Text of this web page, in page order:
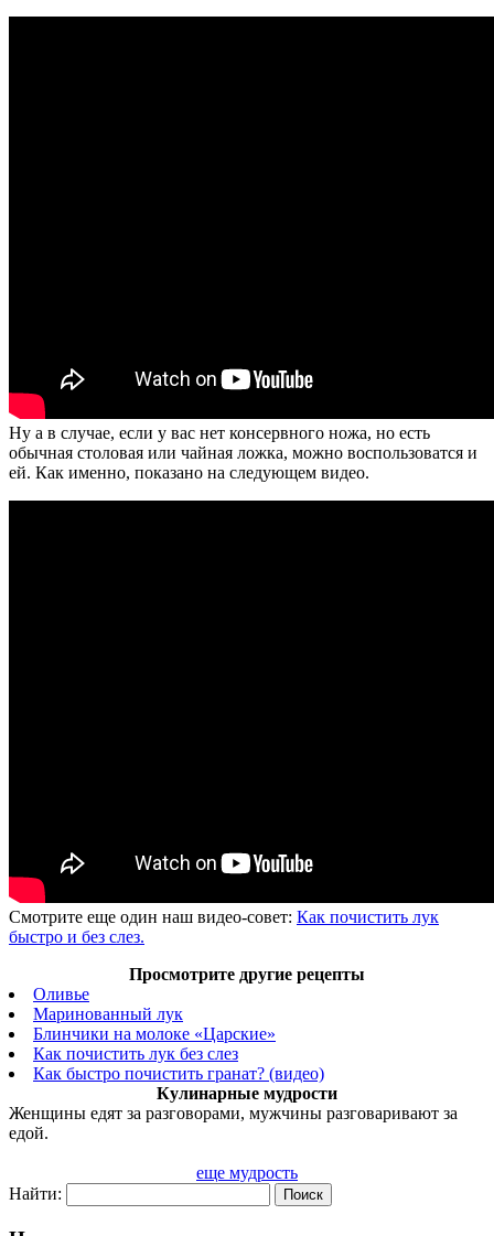
Ну а в случае, если у вас нет консервного ножа, но есть
обычная столовая или чайная ложка, можно воспользоватся и
ей. Как именно, показано на следующем видео.
Смотрите еще один наш видео-совет: Как почистить лук
быстро и без слез.
Просмотрите другие рецепты
Оливье
Маринованный лук
Блинчики на молоке «Царские»
Как почистить лук без слез
Как быстро почистить гранат? (видео)
Кулинарные мудрости
Женщины едят за разговорами, мужчины разговаривают за
едой.
еще мудрость
Найти: